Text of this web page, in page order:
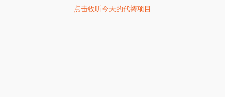
点击收听今天的代祷项目